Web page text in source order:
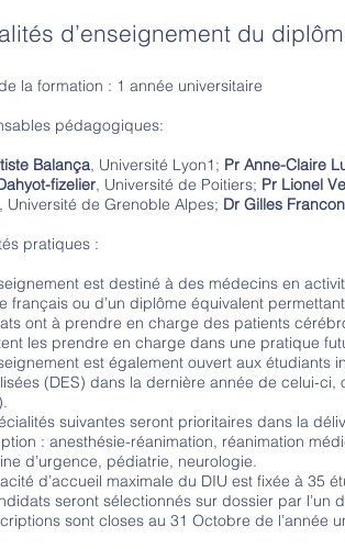
d’enseignement du
la formation : 1 année universitaire
pédagogiques:
Balança, Université Lyon1; Pr Anne-Claire
fizelier, Université de Poitiers; Pr Lionel
, Université de Grenoble Alpes; Dr Gilles
pratiques :
est destiné à des médecins en
français ou d’un diplôme équivalent
ont à prendre en charge des patients
les prendre en charge dans une pratique
est également ouvert aux étudiants
(DES) dans la dernière année de celui-ci,
suivantes seront prioritaires dans la
: anesthésie-réanimation, réanimation
d’urgence, pédiatrie, neurologie.
d’accueil maximale du DIU est fixée à 35
seront sélectionnés sur dossier par l’un
sont closes au 31 Octobre de l’année